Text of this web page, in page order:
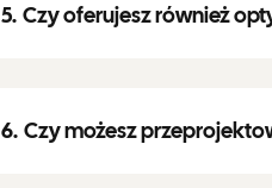
Czy oferujesz również
Czy możesz